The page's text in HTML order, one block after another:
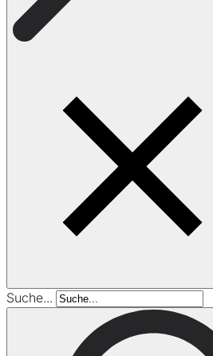
Suche...